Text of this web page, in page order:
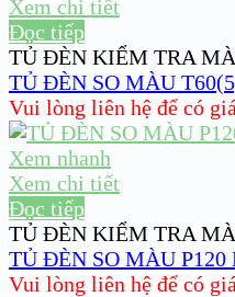
Xem chi tiết
Đọc tiếp
TỦ ĐÈN KIỂM TRA
TỦ ĐÈN SO MÀU
Vui lòng liên hệ để có
Xem nhanh
Xem chi tiết
Đọc tiếp
TỦ ĐÈN KIỂM TRA
TỦ ĐÈN SO MÀU
Vui lòng liên hệ để có